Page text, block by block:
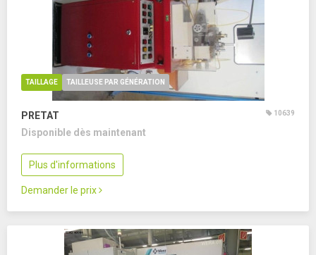
TAILLAGE TAILLEUSE PAR GÉNÉRATION
PRETAT 10639
Disponible dès maintenant
Plus d'informations
Demander le prix